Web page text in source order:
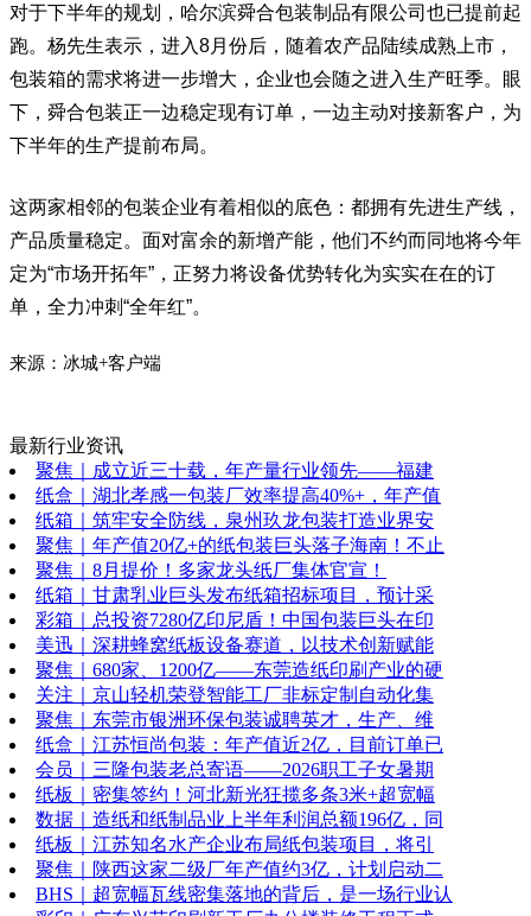
对于下半年的规划，哈尔滨舜合包装制品有限公司也已提前起
跑。杨先生表示，进入8月份后，随着农产品陆续成熟上市，
包装箱的需求将进一步增大，企业也会随之进入生产旺季。眼
下，舜合包装正一边稳定现有订单，一边主动对接新客户，为
下半年的生产提前布局。
这两家相邻的包装企业有着相似的底色：都拥有先进生产线，
产品质量稳定。面对富余的新增产能，他们不约而同地将今年
定为“市场开拓年”，正努力将设备优势转化为实实在在的订
单，全力冲刺“全年红”。
来源：冰城+客户端
最新行业资讯
聚焦｜成立近三十载，年产量行业领先——福建
纸盒｜湖北孝感一包装厂效率提高40%+，年产值
纸箱｜筑牢安全防线，泉州玖龙包装打造业界安
聚焦｜年产值20亿+的纸包装巨头落子海南！不止
聚焦｜8月提价！多家龙头纸厂集体官宣！
纸箱｜甘肃乳业巨头发布纸箱招标项目，预计采
彩箱｜总投资7280亿印尼盾！中国包装巨头在印
美迅｜深耕蜂窝纸板设备赛道，以技术创新赋能
聚焦｜680家、1200亿——东莞造纸印刷产业的硬
关注｜京山轻机荣登智能工厂非标定制自动化集
聚焦｜东莞市银洲环保包装诚聘英才，生产、维
纸盒｜江苏恒尚包装：年产值近2亿，目前订单已
会员｜三隆包装老总寄语——2026职工子女暑期
纸板｜密集签约！河北新光狂揽多条3米+超宽幅
数据｜造纸和纸制品业上半年利润总额196亿，同
纸板｜江苏知名水产企业布局纸包装项目，将引
聚焦｜陕西这家二级厂年产值约3亿，计划启动二
BHS｜超宽幅瓦线密集落地的背后，是一场行业认